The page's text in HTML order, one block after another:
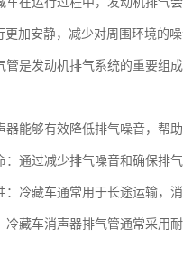
加安静，减少对周围环境的噪
管是发动机排气系统的重要组
器能够有效降低排气噪音，帮
：通过减少排气噪音和确保排
：冷藏车通常用于长途运输，
冷藏车消声器排气管通常采用